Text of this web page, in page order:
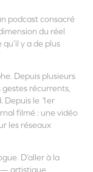
podcast consacré
du réel
y a de plus
Depuis plusieurs
gestes récurrents,
Depuis le 1er
filmé : une vidéo
les réseaux
D’aller à la
artistique,